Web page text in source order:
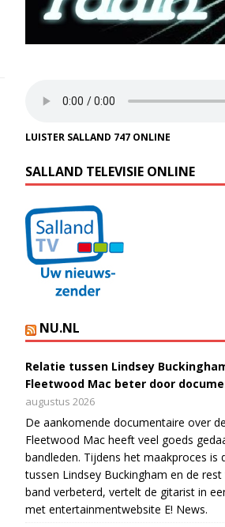
LUISTER SALLAND 747 ONLINE
SALLAND TELEVISIE ONLINE
NU.NL
Relatie tussen Lindsey
Fleetwood Mac beter door
augustus 2026
De aankomende documentaire over
Fleetwood Mac heeft veel goeds
bandleden. Tijdens het maakproces is
tussen Lindsey Buckingham en de rest
band verbeterd, vertelt de gitarist in
met entertainmentwebsite E! News.